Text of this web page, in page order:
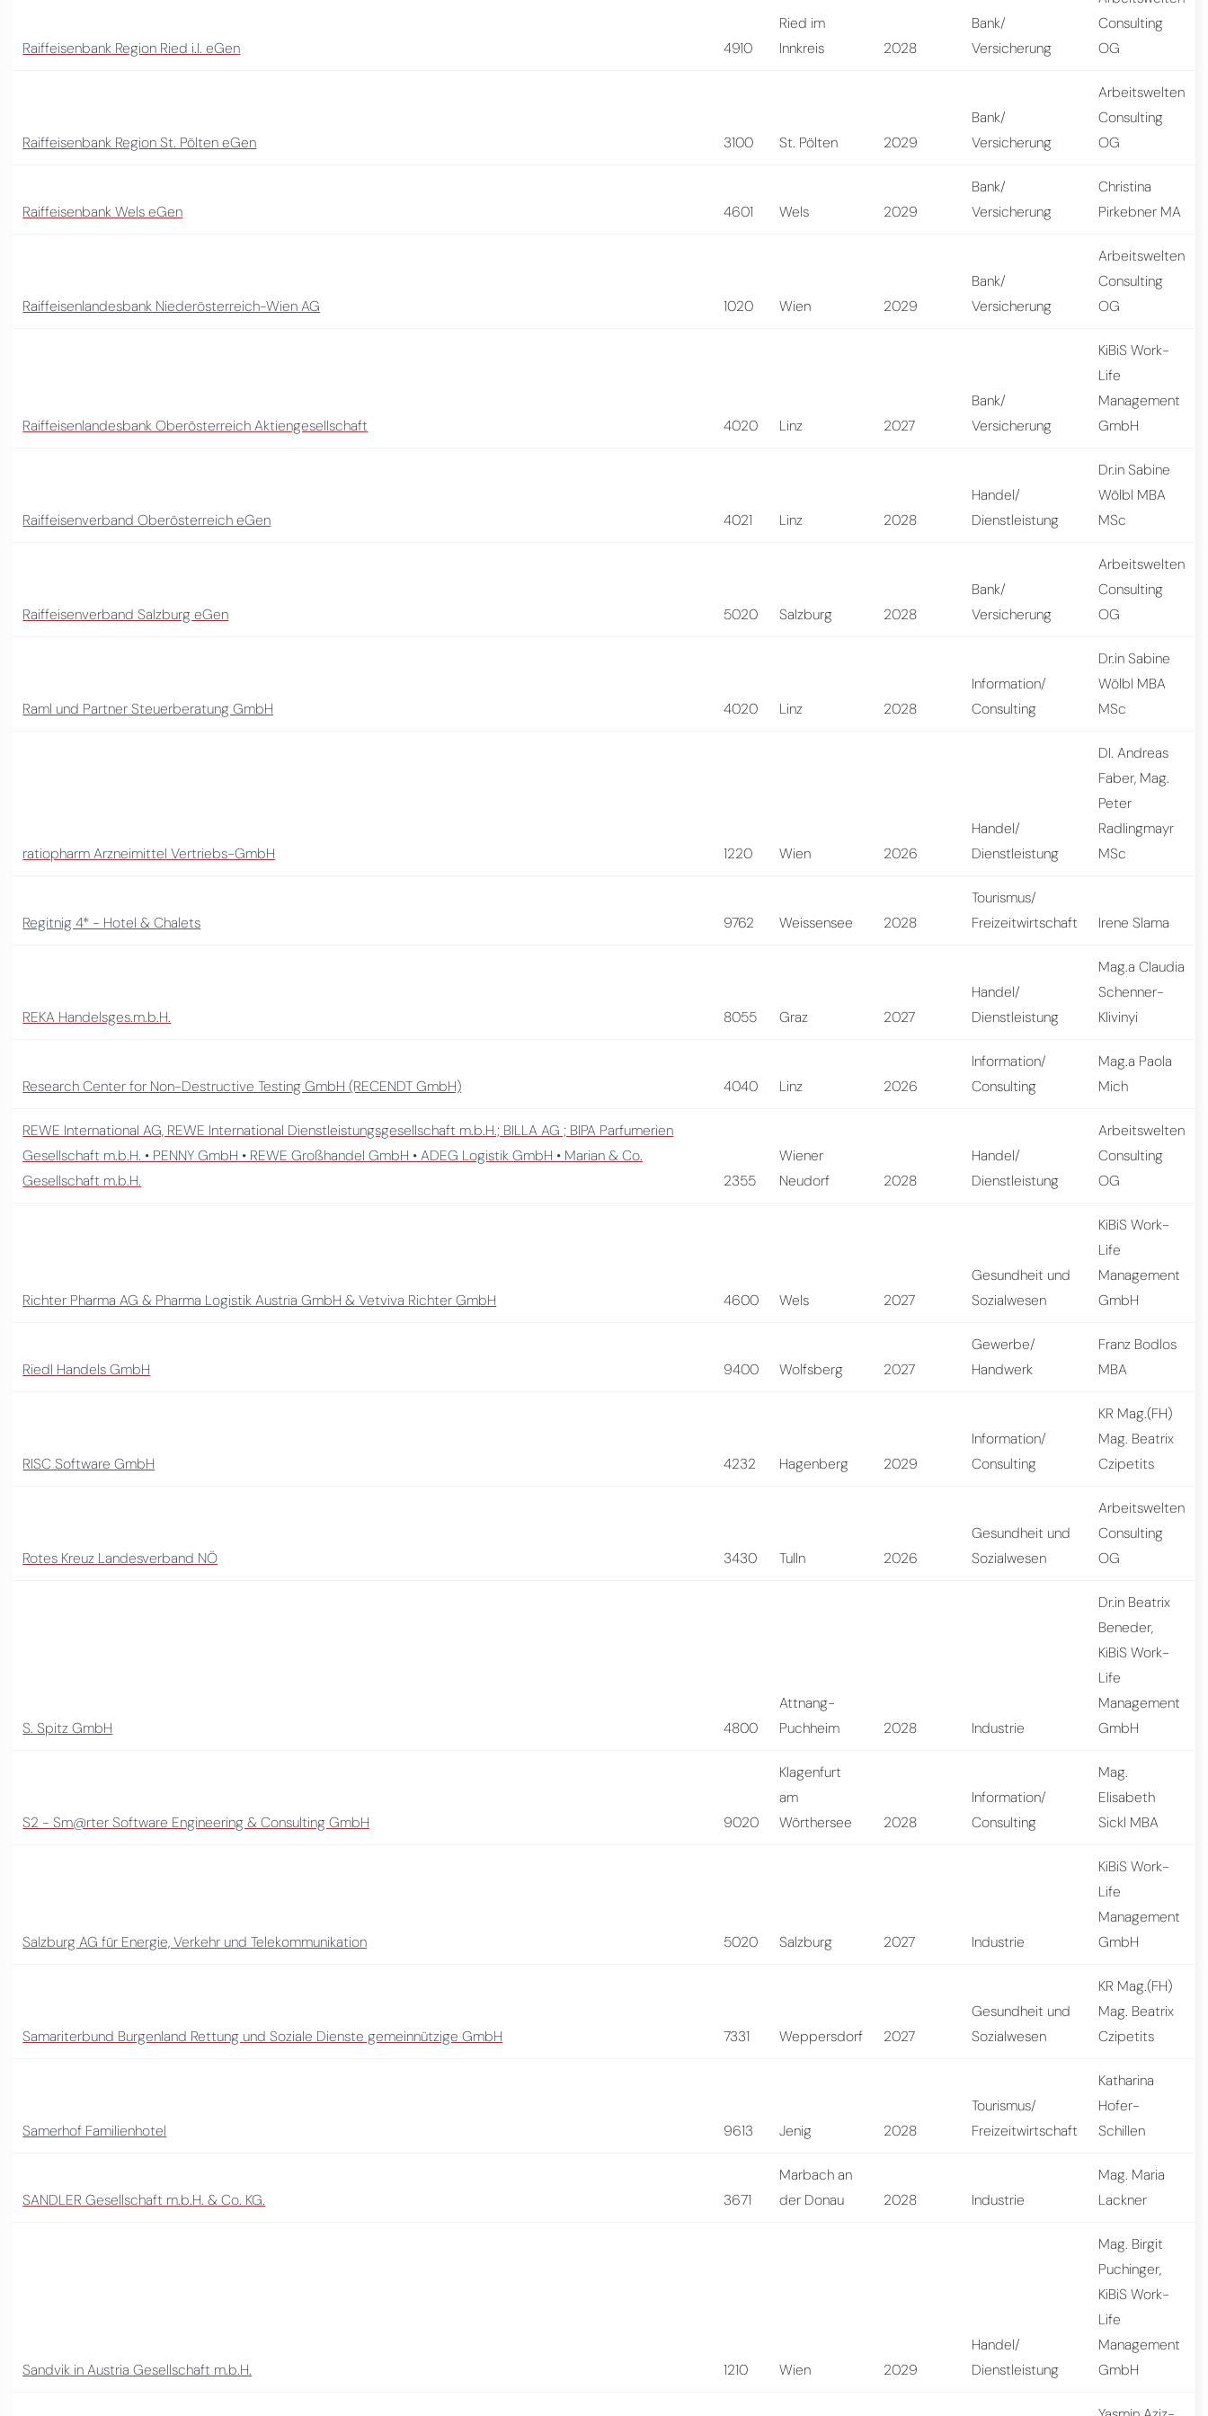
Raiffeisenbank Region Ried i.I. eGen 4910
Ried im
Innkreis
2028
Bank/
Versicherung
Consulting
OG
Raiffeisenbank Region St. Pölten eGen 3100 St. Pölten 2029
Bank/
Versicherung
Arbeitswelten
Consulting
OG
Raiffeisenbank Wels eGen 4601 Wels 2029
Bank/
Versicherung
Christina
Pirkebner MA
Raiffeisenlandesbank Niederösterreich-Wien AG 1020 Wien 2029
Bank/
Versicherung
Arbeitswelten
Consulting
OG
Raiffeisenlandesbank Oberösterreich Aktiengesellschaft 4020 Linz 2027
Bank/
Versicherung
KiBiS Work-
Life
Management
GmbH
Raiffeisenverband Oberösterreich eGen 4021 Linz 2028
Handel/
Dienstleistung
Dr.in Sabine
Wölbl MBA
MSc
Raiffeisenverband Salzburg eGen 5020 Salzburg 2028
Bank/
Versicherung
Arbeitswelten
Consulting
OG
Raml und Partner Steuerberatung GmbH 4020 Linz 2028
Information/
Consulting
Dr.in Sabine
Wölbl MBA
MSc
ratiopharm Arzneimittel Vertriebs-GmbH 1220 Wien 2026
Handel/
Dienstleistung
DI. Andreas
Faber, Mag.
Peter
Radlingmayr
MSc
Regitnig 4* - Hotel & Chalets 9762 Weissensee 2028
Tourismus/
Freizeitwirtschaft
Irene Slama
REKA Handelsges.m.b.H. 8055 Graz 2027
Handel/
Dienstleistung
Mag.a Claudia
Schenner-
Klivinyi
Research Center for Non-Destructive Testing GmbH (RECENDT GmbH) 4040 Linz 2026
Information/
Consulting
Mag.a Paola
Mich
REWE International AG, REWE International Dienstleistungsgesellschaft m.b.H.; BILLA AG ; BIPA Parfumerien
Gesellschaft m.b.H. • PENNY GmbH • REWE Großhandel GmbH • ADEG Logistik GmbH • Marian & Co.
Gesellschaft m.b.H.
2355
Wiener
Neudorf
2028
Handel/
Dienstleistung
Arbeitswelten
Consulting
OG
Richter Pharma AG & Pharma Logistik Austria GmbH & Vetviva Richter GmbH 4600 Wels 2027
Gesundheit und
Sozialwesen
KiBiS Work-
Life
Management
GmbH
Riedl Handels GmbH 9400 Wolfsberg 2027
Gewerbe/
Handwerk
Franz Bodlos
MBA
RISC Software GmbH 4232 Hagenberg 2029
Information/
Consulting
KR Mag.(FH)
Mag. Beatrix
Czipetits
Rotes Kreuz Landesverband NÖ 3430 Tulln 2026
Gesundheit und
Sozialwesen
Arbeitswelten
Consulting
OG
S. Spitz GmbH 4800
Attnang-
Puchheim
2028 Industrie
Dr.in Beatrix
Beneder,
KiBiS Work-
Life
Management
GmbH
S2 - Sm@rter Software Engineering & Consulting GmbH 9020
Klagenfurt
am
Wörthersee
2028
Information/
Consulting
Mag.
Elisabeth
Sickl MBA
Salzburg AG für Energie, Verkehr und Telekommunikation 5020 Salzburg 2027 Industrie
KiBiS Work-
Life
Management
GmbH
Samariterbund Burgenland Rettung und Soziale Dienste gemeinnützige GmbH 7331 Weppersdorf 2027
Gesundheit und
Sozialwesen
KR Mag.(FH)
Mag. Beatrix
Czipetits
Samerhof Familienhotel 9613 Jenig 2028
Tourismus/
Freizeitwirtschaft
Katharina
Hofer-
Schillen
SANDLER Gesellschaft m.b.H. & Co. KG. 3671
Marbach an
der Donau
2028 Industrie
Mag. Maria
Lackner
Sandvik in Austria Gesellschaft m.b.H. 1210 Wien 2029
Handel/
Dienstleistung
Mag. Birgit
Puchinger,
KiBiS Work-
Life
Management
GmbH